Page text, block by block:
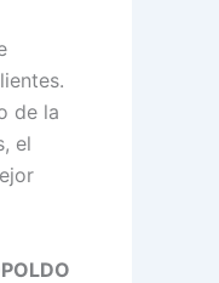
de la
el